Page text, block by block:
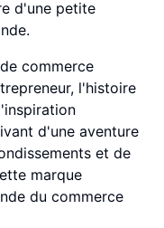
d'une petite
commerce
l'histoire
d'une aventure
et de
marque
du commerce